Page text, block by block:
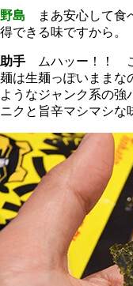
野島 まあ安心して食
得できる味ですから。
助手 ムハッー！！
麺は生麺っぽいままな
ようなジャンク系の
ニクと旨辛マシマシな